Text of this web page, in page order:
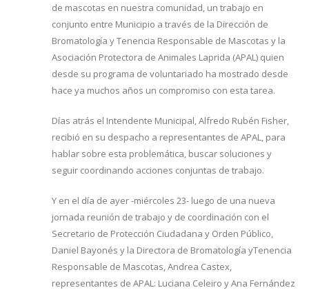
de mascotas en nuestra comunidad, un trabajo en
conjunto entre Municipio a través de la Dirección de
Bromatología y Tenencia Responsable de Mascotas y la
Asociación Protectora de Animales Laprida (APAL) quien
desde su programa de voluntariado ha mostrado desde
hace ya muchos años un compromiso con esta tarea.
Días atrás el Intendente Municipal, Alfredo Rubén Fisher,
recibió en su despacho a representantes de APAL, para
hablar sobre esta problemática, buscar soluciones y
seguir coordinando acciones conjuntas de trabajo.
Y en el día de ayer -miércoles 23- luego de una nueva
jornada reunión de trabajo y de coordinación con el
Secretario de Protección Ciudadana y Orden Público,
Daniel Bayonés y la Directora de Bromatología yTenencia
Responsable de Mascotas, Andrea Castex,
representantes de APAL: Luciana Celeiro y Ana Fernández